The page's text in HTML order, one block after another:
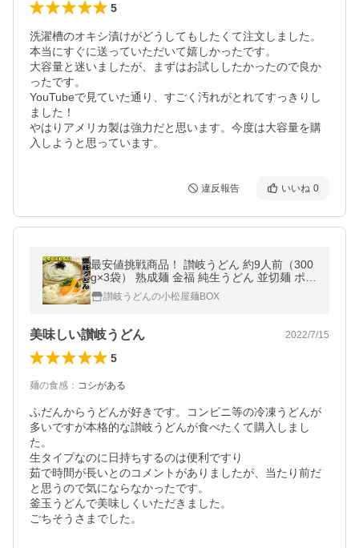
5
洗濯槽のオキシ漬けがどうしてもしたくて注文しました。
本当にすぐに送っていただいて嬉しかったです。
大容量と迷いましたが、まずはお試ししたかったので良か
ったです。
YouTubeで見ていた通り、すごく汚れがとれてすっきりし
ました！
やはりアメリカ製は強力だと思います。今度は大容量を購
入しようと思っています。
違反報告 いいね 0
最安値挑戦商品！ 讃岐うどん 約9人前（300
g×3袋） 熟成麺 金福 純生うどん 並切麺 ポイ
ント消化 特産品 グルメ ポイント利用 お試し
商品 サンプル
讃岐うどんの小松屋麺BOX
美味しい讃岐うどん 2022/7/15
5
麺の食感 ： コシがある
ふだんからうどんが好きです。コンビニ等の冷凍うどんが
多いですが本格的な讃岐うどんが食べたくて購入しまし
た。
生タイプなのに日持ちするのは便利ですり
茹で時間が長いとのコメントがありましたが、当たり前だ
と思うので気にならなかったです。
釜玉うどんで美味しくいただきました。
ごちそうさまでした。